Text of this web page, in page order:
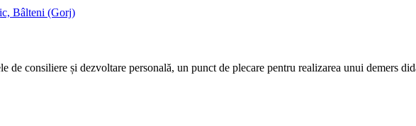
Bâlteni (Gorj)
de consiliere și dezvoltare personală, un punct de plecare pentru realizarea unui demers